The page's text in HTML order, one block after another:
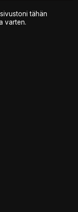
tähän
varten.